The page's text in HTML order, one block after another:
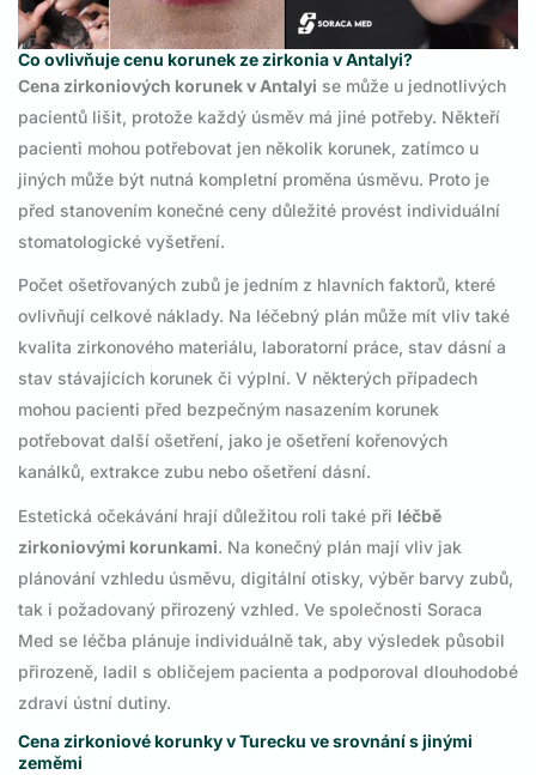
Co ovlivňuje cenu korunek ze zirkonia v Antalyi?
Cena zirkoniových korunek v Antalyi se může u jednotlivých
pacientů lišit, protože každý úsměv má jiné potřeby. Někteří
pacienti mohou potřebovat jen několik korunek, zatímco u
jiných může být nutná kompletní proměna úsměvu. Proto je
před stanovením konečné ceny důležité provést individuální
stomatologické vyšetření.
Počet ošetřovaných zubů je jedním z hlavních faktorů, které
ovlivňují celkové náklady. Na léčebný plán může mít vliv také
kvalita zirkonového materiálu, laboratorní práce, stav dásní a
stav stávajících korunek či výplní. V některých případech
mohou pacienti před bezpečným nasazením korunek
potřebovat další ošetření, jako je ošetření kořenových
kanálků, extrakce zubu nebo ošetření dásní.
Estetická očekávání hrají důležitou roli také při léčbě
zirkoniovými korunkami. Na konečný plán mají vliv jak
plánování vzhledu úsměvu, digitální otisky, výběr barvy zubů,
tak i požadovaný přirozený vzhled. Ve společnosti Soraca
Med se léčba plánuje individuálně tak, aby výsledek působil
přirozeně, ladil s obličejem pacienta a podporoval dlouhodobé
zdraví ústní dutiny.
Cena zirkoniové korunky v Turecku ve srovnání s jinými
zeměmi